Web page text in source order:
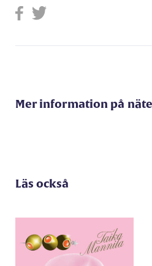
Mer information på
Läs också